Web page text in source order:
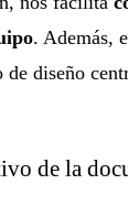
. Además,
diseño
de la